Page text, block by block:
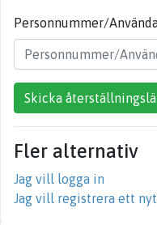
Personnummer/
Skicka
Fler alternativ
Jag vill logga in
Jag vill registrera ett